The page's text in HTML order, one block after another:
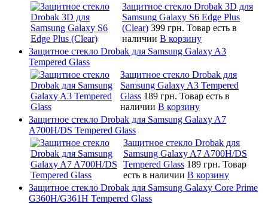
Защитное стекло Drobak 3D для
Samsung Galaxy S6 Edge Plus
(Clear) 399 грн. Товар есть в
наличии В корзину
Защитное стекло Drobak для Samsung Galaxy A3
Tempered Glass
Защитное стекло Drobak для
Samsung Galaxy A3 Tempered
Glass 189 грн. Товар есть в
наличии В корзину
Защитное стекло Drobak для Samsung Galaxy A7
A700H/DS Tempered Glass
Защитное стекло Drobak для
Samsung Galaxy A7 A700H/DS
Tempered Glass 189 грн. Товар
есть в наличии В корзину
Защитное стекло Drobak для Samsung Galaxy Core Prime
G360H/G361H Tempered Glass